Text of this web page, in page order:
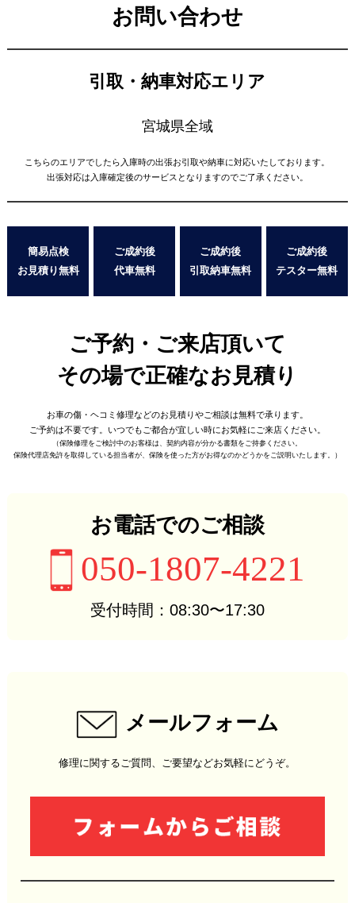
お問い合わせ
引取・納車対応エリア
宮城県全域
こちらのエリアでしたら入庫時の出張お引取や納車に対応いたしております。
出張対応は入庫確定後のサービスとなりますのでご了承ください。
簡易点検
お見積り無料
ご成約後
代車無料
ご成約後
引取納車無料
ご成約後
テスター無料
ご予約・ご来店頂いて
その場で正確なお見積り
お車の傷・ヘコミ修理などのお見積りやご相談は無料で承ります。
ご予約は不要です。 いつでもご都合が宜しい時にお気軽にご来店ください。
（保険修理をご検討中のお客様は、契約内容が分かる書類をご持参ください。
保険代理店免許を取得している担当者が、 保険を使った方がお得なのかどうかをご説明いたします。）
お電話でのご相談
050-1807-4221
受付時間：08:30〜17:30
メールフォーム
修理に関するご質問、ご要望などお気軽にどうぞ。